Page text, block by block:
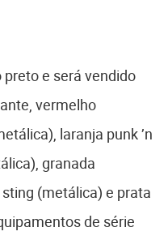
e será vendido
vermelho
laranja punk ’n
granada
(metálica) e prata
de série